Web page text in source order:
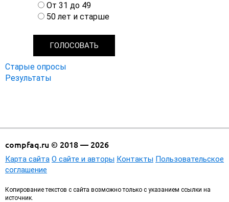
и
а
От 31 до 49
50 лет и старше
Старые опросы
Результаты
compfaq.ru © 2018 — 2026
Карта сайта О сайте и авторы Контакты Пользовательское
соглашение
Копирование текстов с сайта возможно только с указанием ссылки на
источник.